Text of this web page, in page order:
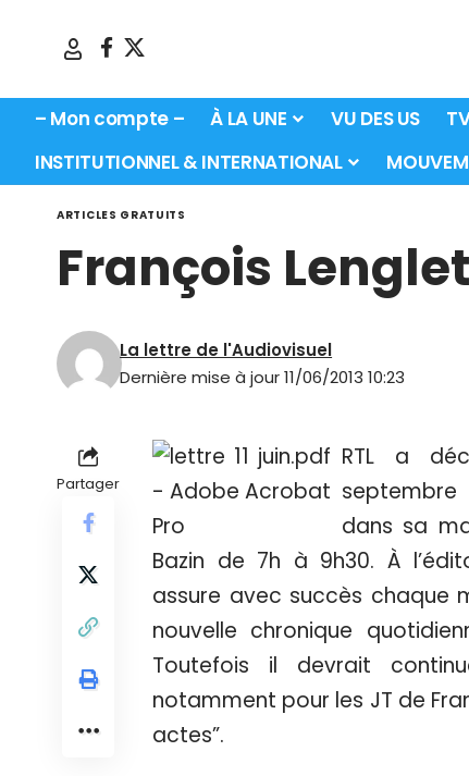
– Mon compte – À LA UNE VU DES US
INSTITUTIONNEL & INTERNATIONAL
ARTICLES GRATUITS
François
Dernière mise à jour 11/06/2013 10:23
La lettre de l'Audiovisuel
Partager
RTL a
septembre
dans sa
Bazin de 7h à 9h30. À
assure avec succès chaque
nouvelle chronique
Toutefois il devrait
notamment pour les JT de
actes”.